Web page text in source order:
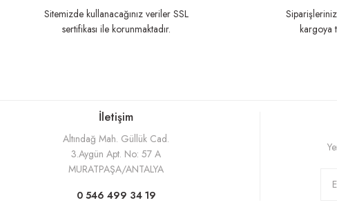
Ürün bilgilerinde hatalar bulunuyor.
Ürün fiyatı diğer sitelerden daha pahalı.
Sitemizde kullanacağınız veriler SSL
sertifikası ile korunmaktadır.
kargoya
İletişim
Altındağ Mah. Güllük Cad.
3.Aygün Apt. No: 57 A
MURATPAŞA/ANTALYA
0 546 499 34 19